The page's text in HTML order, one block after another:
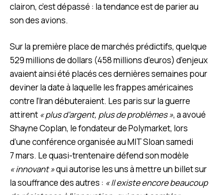
clairon, c’est dépassé : la tendance est de parier au
son des avions.
Sur la première place de marchés prédictifs, quelque
529 millions de dollars (458 millions d’euros) d’enjeux
avaient ainsi été placés ces dernières semaines pour
deviner la date à laquelle les frappes américaines
contre l’Iran débuteraient. Les paris sur la guerre
attirent « plus d’argent, plus de problèmes », a avoué
Shayne Coplan, le fondateur de Polymarket, lors
d’une conférence organisée au MIT Sloan samedi
7 mars. Le quasi-trentenaire défend son modèle
« innovant »qui autorise les uns à mettre un billet sur
la souffrance des autres : « Il existe encore beaucoup